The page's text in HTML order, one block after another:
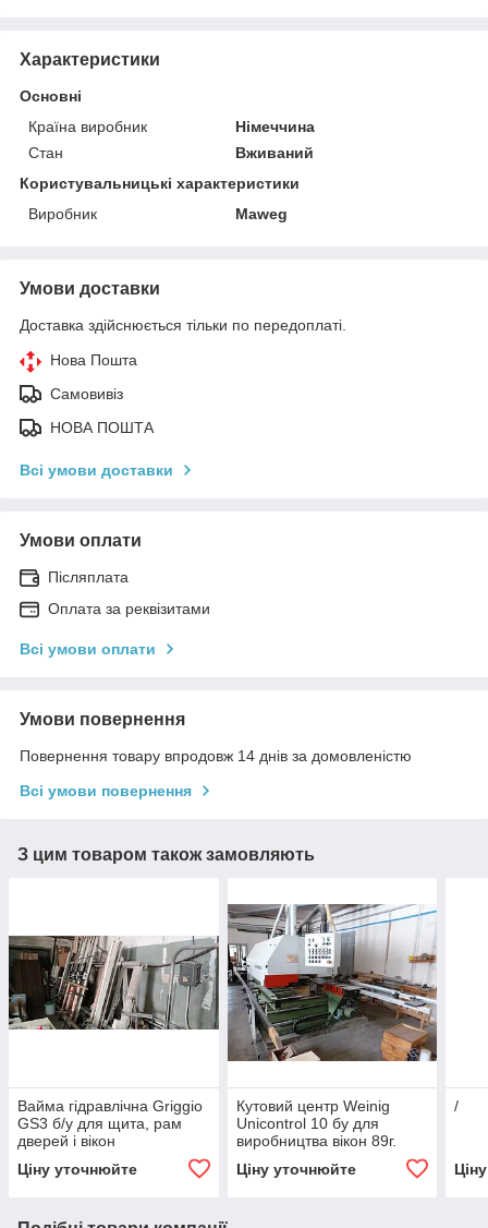
Характеристики
Основні
Країна виробник
Німеччина
Стан
Вживаний
Користувальницькі характеристики
Виробник
Maweg
Умови доставки
Доставка здійснюється тільки по передоплаті.
Нова Пошта
Самовивіз
НОВА ПОШТА
Всі умови доставки
Умови оплати
Післяплата
Оплата за реквізитами
Всі умови оплати
Умови повернення
Повернення товару впродовж 14 днів за домовленістю
Всі умови повернення
З цим товаром також замовляють
Вайма гідравлічна Griggio
GS3 б/у для щита, рам
дверей і вікон
Ціну уточнюйте
Кутовий центр Weinig
Unicontrol 10 бу для
виробництва вікон 89г.
Ціну уточнюйте
/